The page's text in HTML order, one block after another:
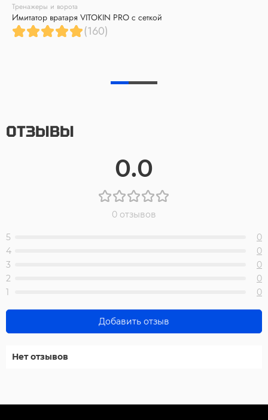
Тренажеры и ворота
Имитатор вратаря VITOKIN PRO с сеткой
(160)
ОТЗЫВЫ
0.0
0 отзывов
5
0
4
0
3
0
2
0
1
0
Добавить отзыв
Нет отзывов